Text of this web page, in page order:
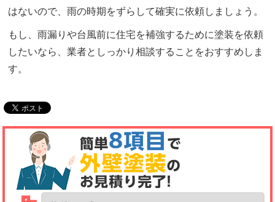
はないので、雨の時期をずらして確実に依頼しましょう。
もし、雨漏りや台風前に住宅を補強するために塗装を依頼
したいなら、業者としっかり相談することをおすすめしま
す。